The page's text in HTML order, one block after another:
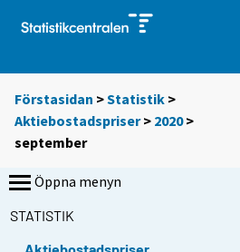
Förstasidan >Statistik >
Aktiebostadspriser> 2020>
september
Öppna menyn
STATISTIK
Aktiebostadspriser